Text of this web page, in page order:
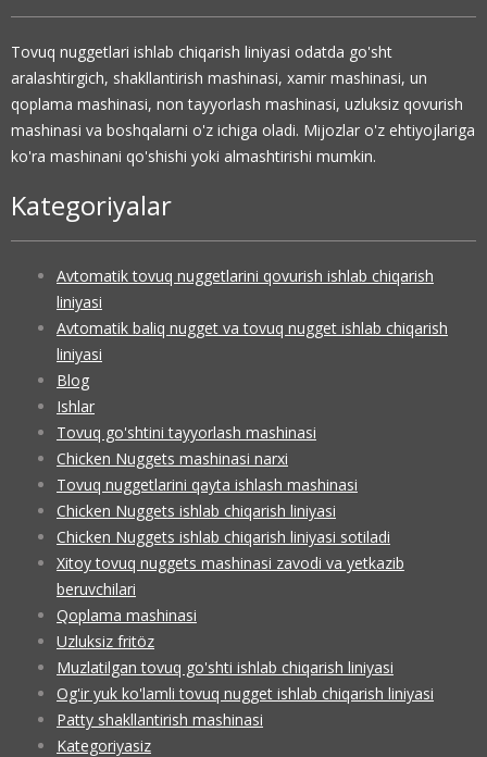
Tovuq nuggetlari ishlab chiqarish liniyasi odatda go'sht
aralashtirgich, shakllantirish mashinasi, xamir mashinasi, un
qoplama mashinasi, non tayyorlash mashinasi, uzluksiz qovurish
mashinasi va boshqalarni o'z ichiga oladi. Mijozlar o'z ehtiyojlariga
ko'ra mashinani qo'shishi yoki almashtirishi mumkin.
Kategoriyalar
Avtomatik tovuq nuggetlarini qovurish ishlab chiqarish
liniyasi
Avtomatik baliq nugget va tovuq nugget ishlab chiqarish
liniyasi
Blog
Ishlar
Tovuq go'shtini tayyorlash mashinasi
Chicken Nuggets mashinasi narxi
Tovuq nuggetlarini qayta ishlash mashinasi
Chicken Nuggets ishlab chiqarish liniyasi
Chicken Nuggets ishlab chiqarish liniyasi sotiladi
Xitoy tovuq nuggets mashinasi zavodi va yetkazib
beruvchilari
Qoplama mashinasi
Uzluksiz fritöz
Muzlatilgan tovuq go'shti ishlab chiqarish liniyasi
Og'ir yuk ko'lamli tovuq nugget ishlab chiqarish liniyasi
Patty shakllantirish mashinasi
Kategoriyasiz